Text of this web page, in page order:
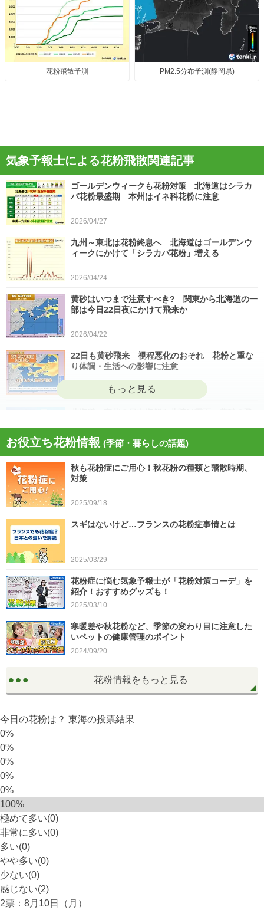
花粉飛散予測 PM2.5分布予測(静岡県)
気象予報士による花粉飛散関連記事
ゴールデンウィークも花粉対策 北海道はシラカ
バ花粉最盛期 本州はイネ科花粉に注意
2026/04/27
九州～東北は花粉終息へ 北海道はゴールデンウ
ィークにかけて「シラカバ花粉」増える
2026/04/24
黄砂はいつまで注意すべき? 関東から北海道の一
部は今日22日夜にかけて飛来か
2026/04/22
22日も黄砂飛来 視程悪化のおそれ 花粉と重な
り体調・生活への影響に注意
2026/04/21
今日21日は黄砂が広く飛来 花粉とのダブル影響
に注意 症状悪化や洗濯物など対策を
2026/04/21
スギ、ヒノキ花粉シーズン終了へ 東京の飛散量
お役立ち花粉情報 (季節・暮らしの話題)
秋も花粉症にご用心！秋花粉の種類と飛散時期、
対策
2025/09/18
スギはないけど…フランスの花粉症事情とは
2025/03/29
花粉症に悩む気象予報士が「花粉対策コーデ」を
紹介！おすすめグッズも！
2025/03/10
寒暖差や秋花粉など、季節の変わり目に注意した
いペットの健康管理のポイント
2024/09/20
花粉情報をもっと見る
今日の花粉は？ 東海の投票結果
0%
0%
0%
0%
0%
100%
極めて多い(0)
非常に多い(0)
多い(0)
やや多い(0)
少ない(0)
感じない(2)
2票：8月10日（月）